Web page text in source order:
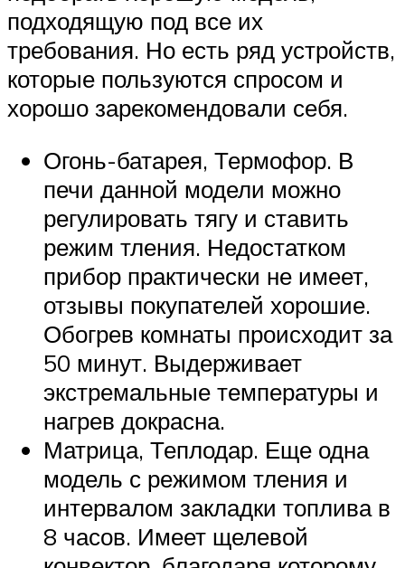
подходящую под все их
требования. Но есть ряд устройств,
которые пользуются спросом и
хорошо зарекомендовали себя.
Огонь-батарея, Термофор. В
печи данной модели можно
регулировать тягу и ставить
режим тления. Недостатком
прибор практически не имеет,
отзывы покупателей хорошие.
Обогрев комнаты происходит за
50 минут. Выдерживает
экстремальные температуры и
нагрев докрасна.
Матрица, Теплодар. Еще одна
модель с режимом тления и
интервалом закладки топлива в
8 часов. Имеет щелевой